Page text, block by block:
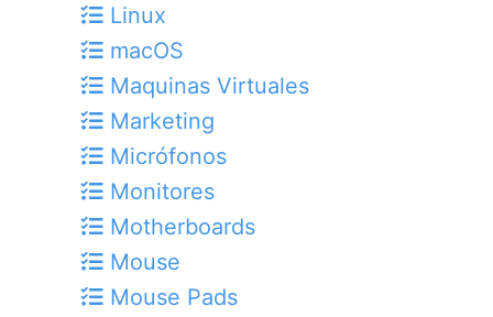
Linux
macOS
Maquinas Virtuales
Marketing
Micrófonos
Monitores
Motherboards
Mouse
Mouse Pads